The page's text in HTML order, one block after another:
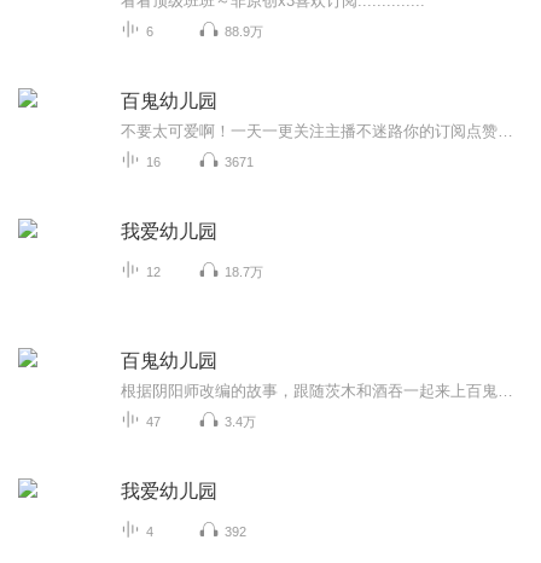
6 88.9万
百鬼幼儿园
16 3671
我爱幼儿园
12 18.7万
百鬼幼儿园
47 3.4万
我爱幼儿园
4 392